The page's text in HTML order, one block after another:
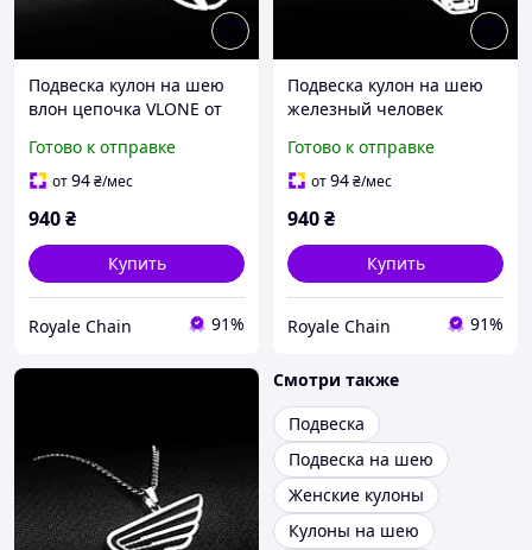
Подвеска кулон на шею
влон цепочка VLONE от
производителя из
нержавеющей стали на
Готово к отправке
от94₴/мес
940₴
Купить
Royale Chain 91%
Подвеска кулон на шею
железный человек
производителя из
нержавеющей стали на
Готово к отправке
от94₴/мес
940₴
Купить
Royale Chain 91%
Смотри также
Подвеска
Подвеска на шею
Женские кулоны
Кулоны на шею